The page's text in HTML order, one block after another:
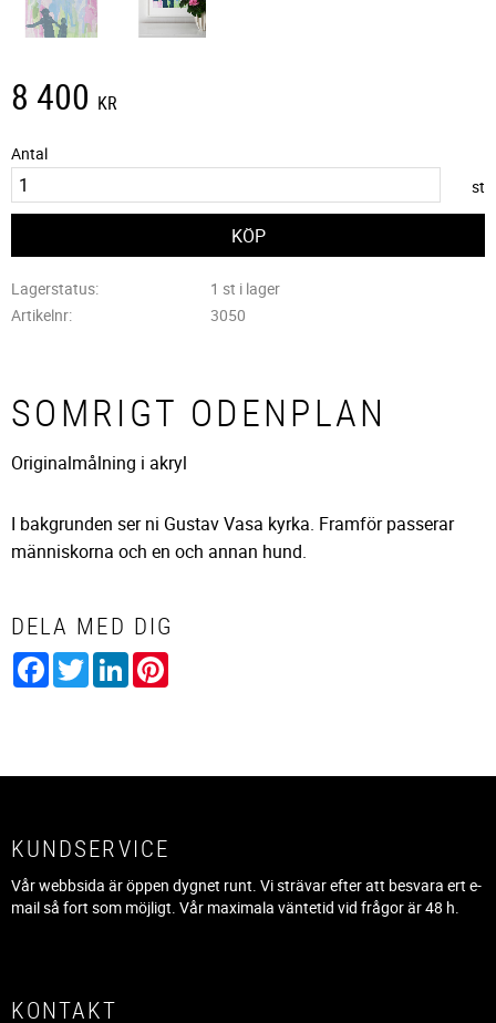
8 400 KR
Antal
st
Lagerstatus
1 st i lager
Artikelnr
3050
SOMRIGT ODENPLAN
Originalmålning i akryl
I bakgrunden ser ni Gustav Vasa kyrka. Framför passerar
människorna och en och annan hund.
DELA MED DIG
Facebook
TwitterLinkedIn
KUNDSERVICE
Vår webbsida är öppen dygnet runt. Vi strävar efter att besvara ert e-
mail så fort som möjligt. Vår maximala väntetid vid frågor är 48 h.
KONTAKT